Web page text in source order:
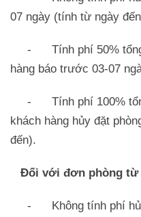
07 ngày (tính từ ngày
- Tính phí 50% tổng
hàng báo trước 03-07
- Tính phí 100% tổng
khách hàng hủy đặt
đến).
Đối với đơn phòng từ
- Không tính phí hủy